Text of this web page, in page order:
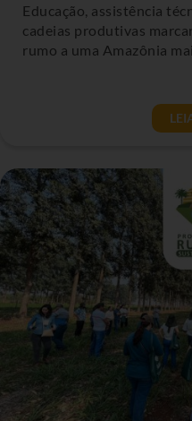
Educação, assistência
cadeias produtivas
rumo a uma Amazônia